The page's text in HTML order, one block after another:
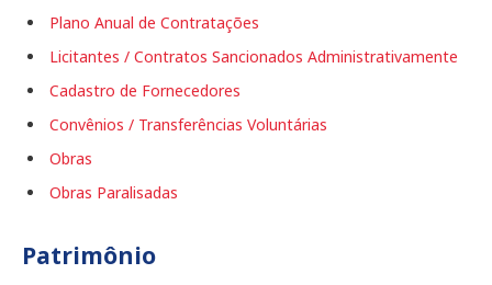
Plano Anual de Contratações
Licitantes / Contratos Sancionados Administrativamente
Cadastro de Fornecedores
Convênios / Transferências Voluntárias
Obras
Obras Paralisadas
Patrimônio